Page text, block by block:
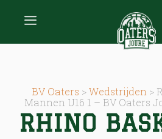
BV Oaters >Wedstrijden >
Mannen U16 1 – BV Oaters
RHINO